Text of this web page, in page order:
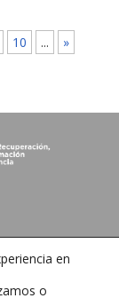
10 ...
»
en
o